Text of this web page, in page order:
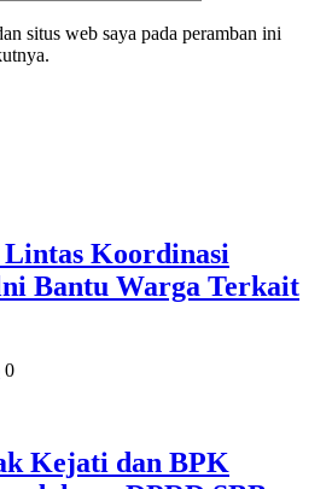
situs web saya pada peramban ini
Koordinasi
Bantu Warga Terkait
0
Kejati dan BPK